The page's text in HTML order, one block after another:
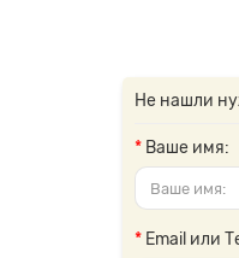
Не нашли
Ваше имя:
Email или